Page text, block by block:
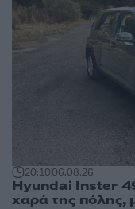
20:1006.08.26
Hyundai Inster
χαρά της πόλης,